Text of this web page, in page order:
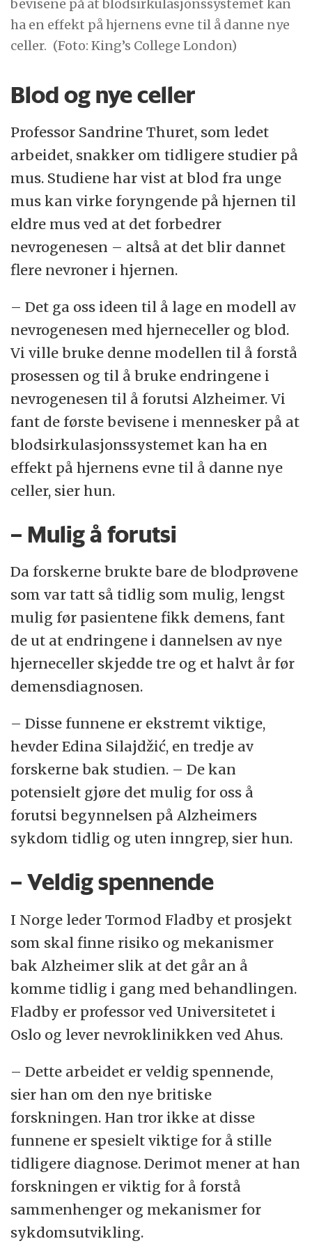
bevisene på at blodsirkulasjonssystemet kan
ha en effekt på hjernens evne til å danne nye
celler. (Foto: King’s College London)
Blod og nye celler
Professor Sandrine Thuret, som ledet
arbeidet, snakker om tidligere studier på
mus. Studiene har vist at blod fra unge
mus kan virke foryngende på hjernen til
eldre mus ved at det forbedrer
nevrogenesen – altså at det blir dannet
flere nevroner i hjernen.
– Det ga oss ideen til å lage en modell av
nevrogenesen med hjerneceller og blod.
Vi ville bruke denne modellen til å forstå
prosessen og til å bruke endringene i
nevrogenesen til å forutsi Alzheimer. Vi
fant de første bevisene i mennesker på at
blodsirkulasjonssystemet kan ha en
effekt på hjernens evne til å danne nye
celler, sier hun.
– Mulig å forutsi
Da forskerne brukte bare de blodprøvene
som var tatt så tidlig som mulig, lengst
mulig før pasientene fikk demens, fant
de ut at endringene i dannelsen av nye
hjerneceller skjedde tre og et halvt år før
demensdiagnosen.
– Disse funnene er ekstremt viktige,
hevder Edina Silajdžić, en tredje av
forskerne bak studien. – De kan
potensielt gjøre det mulig for oss å
forutsi begynnelsen på Alzheimers
sykdom tidlig og uten inngrep, sier hun.
– Veldig spennende
I Norge leder Tormod Fladby et prosjekt
som skal finne risiko og mekanismer
bak Alzheimer slik at det går an å
komme tidlig i gang med behandlingen.
Fladby er professor ved Universitetet i
Oslo og lever nevroklinikken ved Ahus.
– Dette arbeidet er veldig spennende,
sier han om den nye britiske
forskningen. Han tror ikke at disse
funnene er spesielt viktige for å stille
tidligere diagnose. Derimot mener at han
forskningen er viktig for å forstå
sammenhenger og mekanismer for
sykdomsutvikling.